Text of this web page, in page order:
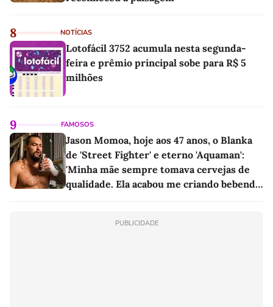
8 NOTÍCIAS
Lotofácil 3752 acumula nesta segunda-
feira e prêmio principal sobe para R$ 5
milhões
9 FAMOSOS
Jason Momoa, hoje aos 47 anos, o Blanka
de 'Street Fighter' e eterno 'Aquaman':
'Minha mãe sempre tomava cervejas de
qualidade. Ela acabou me criando bebendo
PUBLICIDADE